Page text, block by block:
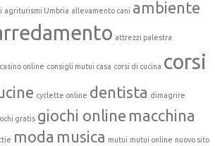
agriturismi Umbria allevamento cani ambiente
attrezzi palestra
casino online consigli mutui casa corsi di cucina corsi
cyclette online dentista dimagrire
gratis giochi online macchina
moda musica mutui mutui online nuovo sito